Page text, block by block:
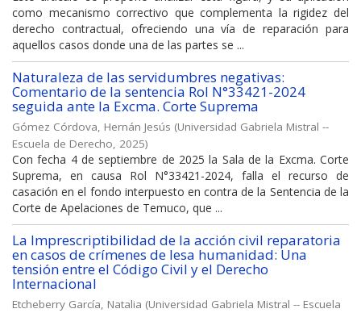
como mecanismo correctivo que complementa la rigidez del
derecho contractual, ofreciendo una vía de reparación para
aquellos casos donde una de las partes se ...
Naturaleza de las servidumbres negativas:
Comentario de la sentencia Rol N°33421-2024
seguida ante la Excma. Corte Suprema
Gómez Córdova, Hernán Jesús (Universidad Gabriela Mistral --
Escuela de Derecho, 2025)
Con fecha 4 de septiembre de 2025 la Sala de la Excma. Corte
Suprema, en causa Rol N°33421-2024, falla el recurso de
casación en el fondo interpuesto en contra de la Sentencia de la
Corte de Apelaciones de Temuco, que ...
La Imprescriptibilidad de la acción civil reparatoria
en casos de crímenes de lesa humanidad: Una
tensión entre el Código Civil y el Derecho
Internacional
Etcheberry García, Natalia (Universidad Gabriela Mistral -- Escuela